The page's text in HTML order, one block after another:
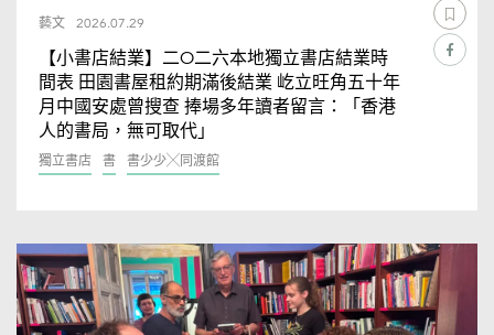
藝文 2026.07.29
【小書店結業】二O二六本地獨立書店結業時
間表 田園書屋租約期滿後結業 屹立旺角五十年
月中國安處曾搜查 捧場多年讀者留言：「香港
人的書局，無可取代」
獨立書店 書 書少少╳同渡館